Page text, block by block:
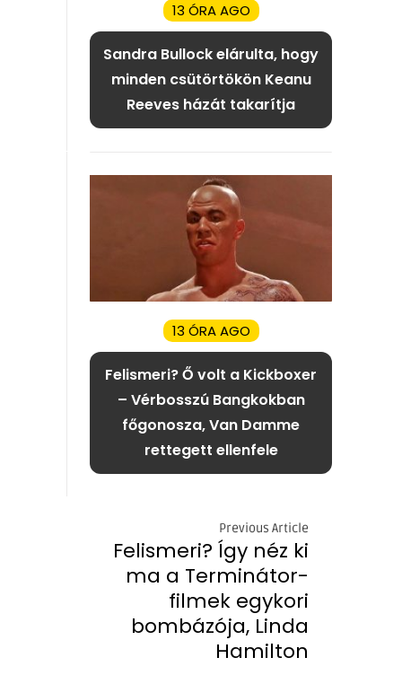
13 ÓRA AGO
Sandra Bullock elárulta, hogy
minden csütörtökön Keanu
Reeves házát takarítja
13 ÓRA AGO
Felismeri? Ő volt a Kickboxer
– Vérbosszú Bangkokban
főgonosza, Van Damme
rettegett ellenfele
Previous Article
Felismeri? Így néz ki
ma a Terminátor-
filmek egykori
bombázója, Linda
Hamilton